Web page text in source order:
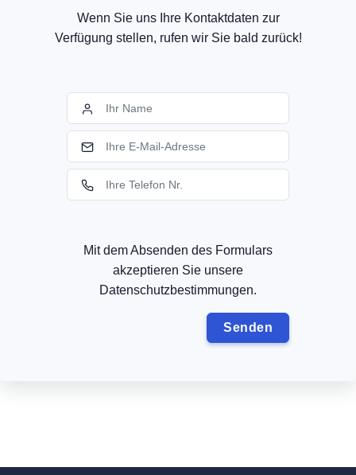
Wenn Sie uns Ihre Kontaktdaten zur
Verfügung stellen, rufen wir Sie bald zurück!
Mit dem Absenden des Formulars
akzeptieren Sie unsere
Datenschutzbestimmungen.